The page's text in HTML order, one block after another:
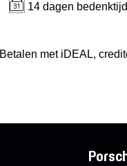
14 dagen
Betalen met iDEAL,